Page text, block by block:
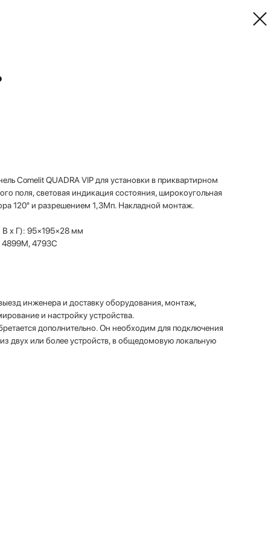
Comelit QUADRA VIP для установки в приквартирном
поля, световая индикация состояния, широкоугольная
120° и разрешением 1,3Мп. Накладной монтаж.
х Г): 95×195×28 мм
4899М, 4793C
инженера и доставку оборудования, монтаж,
и настройку устройства.
дополнительно. Он необходим для подключения
двух или более устройств, в общедомовую локальную